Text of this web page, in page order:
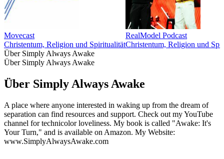
Movecast
Christentum, Religion und Spiritualität
RealModel Podcast
Christentum, Religion und
Über Simply Always Awake
Über Simply Always Awake
Über Simply Always Awake
A place where anyone interested in waking up from the dream of
separation can find resources and support. Check out my YouTube
channel for technicolor loveliness. My book is called "Awake: It's
Your Turn," and is available on Amazon. My Website:
www.SimplyAlwaysAwake.com